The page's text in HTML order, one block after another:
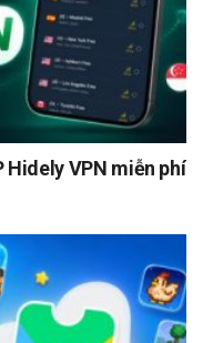
Hidely VPN miễn phí